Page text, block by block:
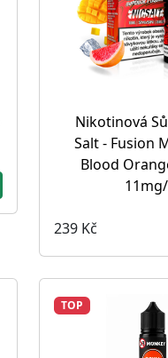
Nikotinová
Salt - Fusion
Blood
239 Kč
TOP